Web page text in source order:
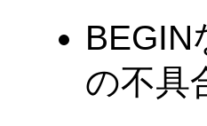
BEGIN
の不具